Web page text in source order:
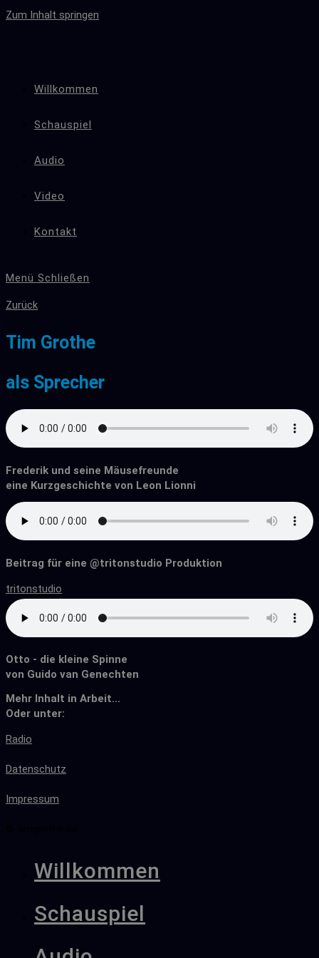
Zum Inhalt springen
Willkommen
Schauspiel
Audio
Video
Kontakt
Menü Schließen
Zurück
Tim Grothe
als Sprecher
Frederik und seine Mäusefreunde
eine Kurzgeschichte von Leon Lionni
Beitrag für eine @tritonstudio Produktion
tritonstudio
Otto - die kleine Spinne
von Guido van Genechten
Mehr Inhalt in Arbeit...
Oder unter:
Radio
Datenschutz
Impressum
Willkommen
Schauspiel